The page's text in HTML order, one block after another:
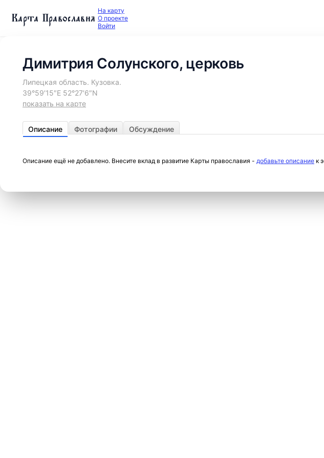
Карта Православия На карту
О проекте
Войти
Димитрия Солунского, церковь
Липецкая область. Кузовка.
39°59′15″E 52°27′6″N
показать на карте
Описание Фотографии Обсуждение
Описание ещё не добавлено. Внесите вклад в развитие Карты православия - добавьте описание к